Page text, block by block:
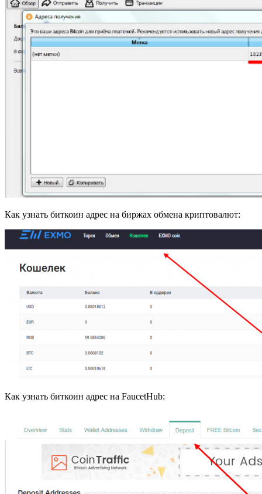
Как узнать биткоин адрес на биржах обмена криптовалют:
Как узнать биткоин адрес на FaucetHub: